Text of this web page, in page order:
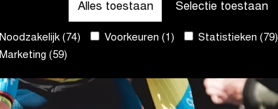
Alles toestaan Selectie toestaan
Noodzakelijk (74) Voorkeuren (1)
Statistieken (79)
Marketing (59)